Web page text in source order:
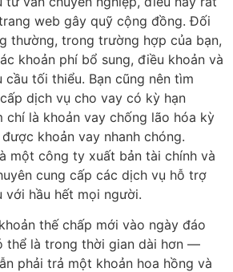
web gây quỹ cộng đồng. Đối
thường, trong trường hợp của bạn,
khoản phí bổ sung, điều khoản và
tối thiểu. Bạn cũng nên tìm
dịch vụ cho vay có kỳ hạn
là khoản vay chống lão hóa kỳ
khoản vay nhanh chóng.
một công ty xuất bản tài chính và
cung cấp các dịch vụ hỗ trợ
với hầu hết mọi người.
thế chấp mới vào ngày đáo
thể là trong thời gian dài hơn —
phải trả một khoản hoa hồng và